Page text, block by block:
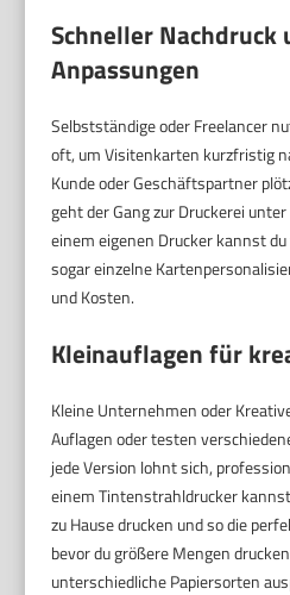
Schneller
Anpassungen
Selbstständige oder Freelancer
oft, um Visitenkarten kurzfristig
Kunde oder Geschäftspartner
geht der Gang zur Druckerei
einem eigenen Drucker kannst
sogar einzelne
und Kosten.
Kleinauflagen für
Kleine Unternehmen oder
Auflagen oder testen
jede Version lohnt sich,
einem Tintenstrahldrucker
zu Hause drucken und so die
bevor du größere Mengen
unterschiedliche Papiersorten